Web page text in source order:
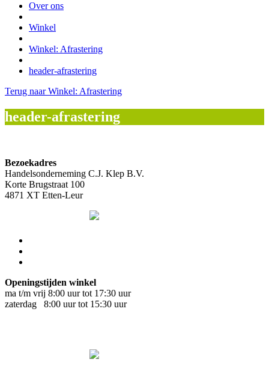
Over ons
Winkel
Winkel: Afrastering
header-afrastering
Terug naar Winkel: Afrastering
header-afrastering
Bezoekadres
Handelsonderneming C.J. Klep B.V.
Korte Brugstraat 100
4871 XT Etten-Leur
Openingstijden winkel
ma t/m vrij 8:00 uur tot 17:30 uur
zaterdag 8:00 uur tot 15:30 uur